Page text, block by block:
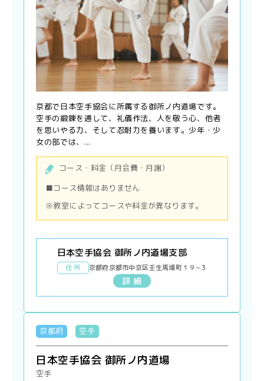
京都で日本空手協会に所属する御所ノ内道場です。
空手の鍛錬を通して、礼儀作法、人を敬う心、他者
を思いやる力、そして忍耐力を養います。少年・少
女の部では、...
コース・料金（月会費・月謝）
■コース情報はありません
※教室によってコースや料金が異なります。
日本空手協会 御所ノ内道場支部
住 所 京都府京都市中京区壬生馬場町１９−３
詳 細
京都府 空手
日本空手協会 御所ノ内道場
空手